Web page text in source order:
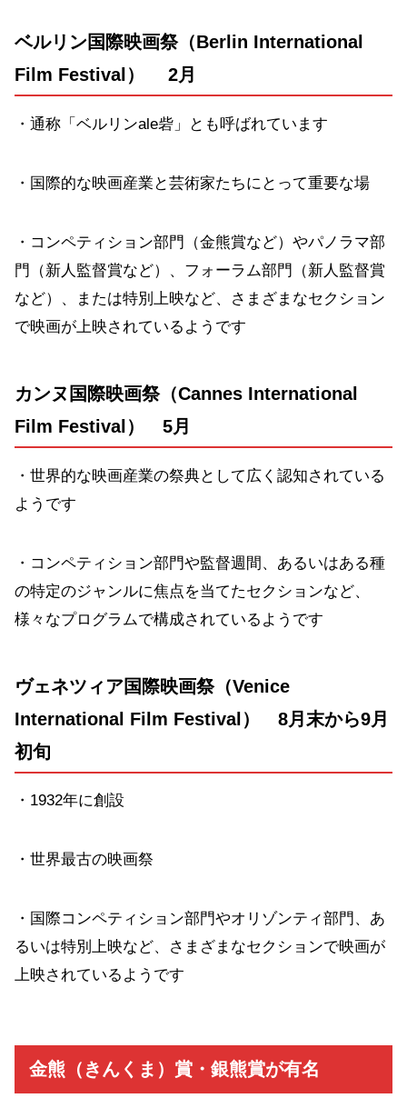
ベルリン国際映画祭（Berlin International
Film Festival） 2月
・通称「ベルリンale砦」とも呼ばれています
・国際的な映画産業と芸術家たちにとって重要な場
・コンペティション部門（金熊賞など）やパノラマ部
門（新人監督賞など）、フォーラム部門（新人監督賞
など）、または特別上映など、さまざまなセクション
で映画が上映されているようです
カンヌ国際映画祭（Cannes International
Film Festival） 5月
・世界的な映画産業の祭典として広く認知されている
ようです
・コンペティション部門や監督週間、あるいはある種
の特定のジャンルに焦点を当てたセクションなど、
様々なプログラムで構成されているようです
ヴェネツィア国際映画祭（Venice
International Film Festival） 8月末から9月
初旬
・1932年に創設
・世界最古の映画祭
・国際コンペティション部門やオリゾンティ部門、あ
るいは特別上映など、さまざまなセクションで映画が
上映されているようです
金熊（きんくま）賞・銀熊賞が有名